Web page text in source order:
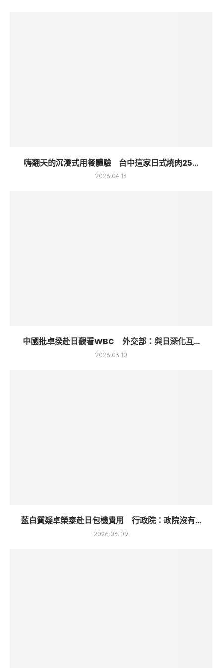
嗨翻天的沉浸式用餐體驗 台中這家日式燒肉25...
2026-04-13
中國批卓揆赴日觀看WBC 外交部：與日深化互...
2026-03-10
藍白質疑卓榮泰赴日包機費用 行政院：政院沒有...
2026-03-09